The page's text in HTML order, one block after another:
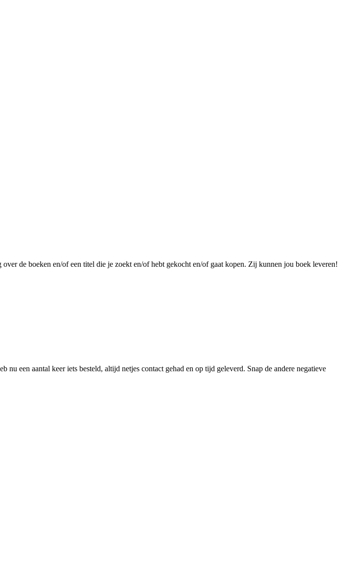
de boeken en/of een titel die je zoekt en/of hebt gekocht en/of gaat kopen. Zij kunnen jou boek leveren!
nu een aantal keer iets besteld, altijd netjes contact gehad en op tijd geleverd. Snap de andere negatieve